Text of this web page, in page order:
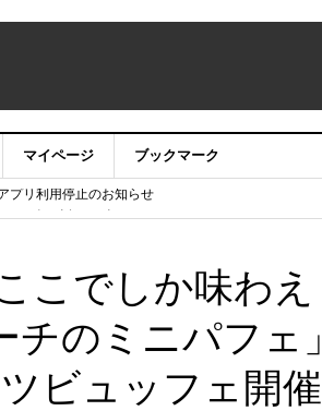
マイページ ブックマーク
プリ利用停止のお知らせ
ービス移行のお知らせ
こでしか味わえ
チのミニパフェ
ビュッフェ開催